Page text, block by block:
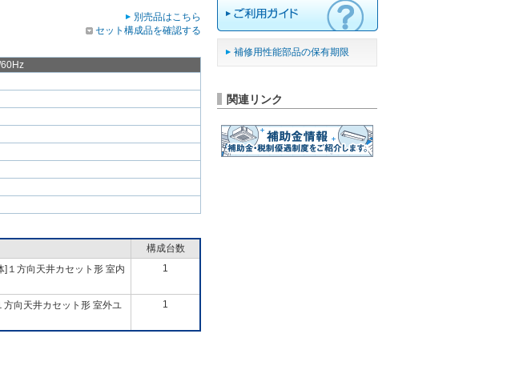
別売品はこちら
セット構成品を確認する
構成台数
]１方向天井カセット形 室内
1
方向天井カセット形 室外ユ
1
補修用性能部品の保有期限
関連リンク